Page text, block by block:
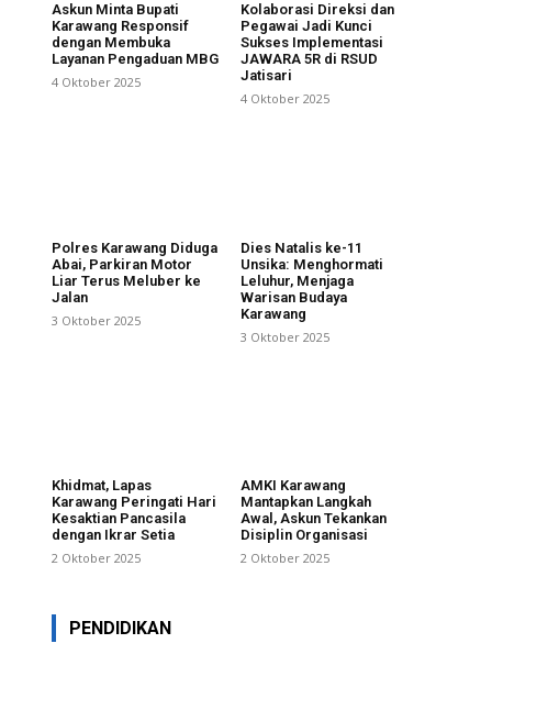
Askun Minta Bupati
Karawang Responsif
dengan Membuka
Layanan Pengaduan MBG
4 Oktober 2025
Kolaborasi Direksi dan
Pegawai Jadi Kunci
Sukses Implementasi
JAWARA 5R di RSUD
Jatisari
4 Oktober 2025
Polres Karawang Diduga
Abai, Parkiran Motor
Liar Terus Meluber ke
Jalan
3 Oktober 2025
Dies Natalis ke-11
Unsika: Menghormati
Leluhur, Menjaga
Warisan Budaya
Karawang
3 Oktober 2025
Khidmat, Lapas
Karawang Peringati Hari
Kesaktian Pancasila
dengan Ikrar Setia
2 Oktober 2025
AMKI Karawang
Mantapkan Langkah
Awal, Askun Tekankan
Disiplin Organisasi
2 Oktober 2025
PENDIDIKAN